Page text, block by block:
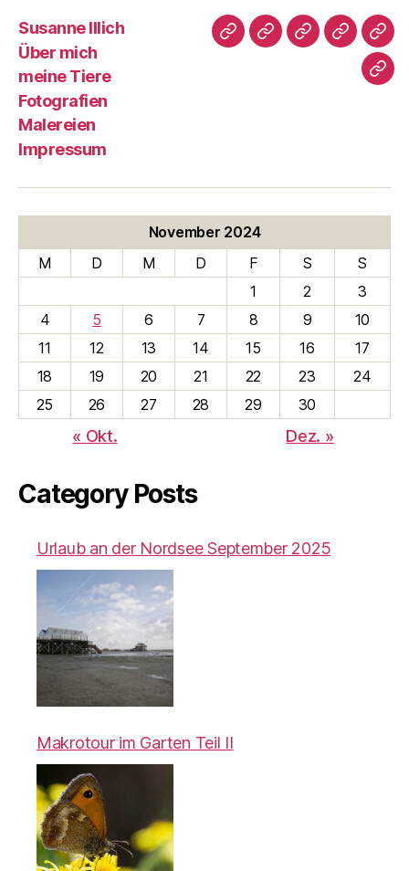
Susanne Illich
Über mich
meine Tiere
Fotografien
Malereien
Impressum
Susanne
Übermeine
November 2024
M
D M D F S
S
1
2
3
4
5 6 7 8 9
10
11
12 13 14 15 16
17
18
19 20 21 22 23
24
25
26 27 28 29 30
« Okt. Dez. »
Category Posts
Urlaub an der Nordsee September 2025
Makrotour im Garten Teil II